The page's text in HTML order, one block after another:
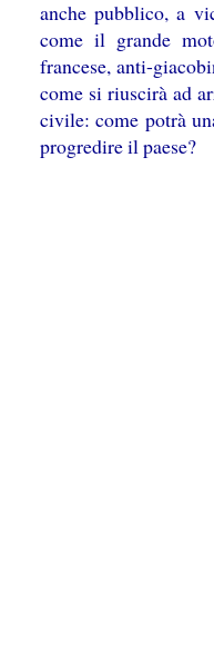
anche pubblico, a
come il grande
francese, anti-
come si riuscirà ad
civile: come potrà
progredire il paese?